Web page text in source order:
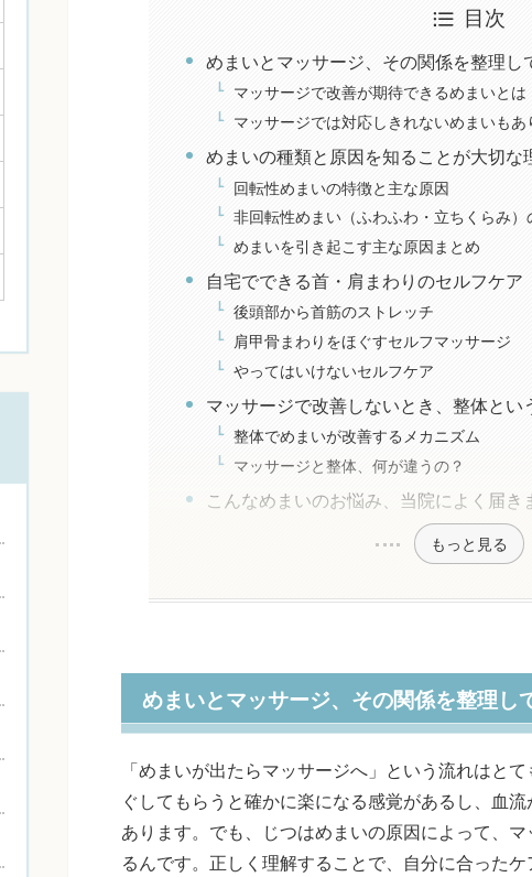
目次
めまいとマッサージ、その関係を整理し
マッサージで改善が期待できるめまいとは
マッサージでは対応しきれないめまいもあ
めまいの種類と原因を知ることが大切な
回転性めまいの特徴と主な原因
非回転性めまい（ふわふわ・立ちくらみ
めまいを引き起こす主な原因まとめ
自宅でできる首・肩まわりのセルフケア
後頭部から首筋のストレッチ
肩甲骨まわりをほぐすセルフマッサージ
やってはいけないセルフケア
マッサージで改善しないとき、整体とい
整体でめまいが改善するメカニズム
マッサージと整体、何が違うの？
こんなめまいのお悩み、当院によく届き
もっと見る
めまいとマッサージ、その関係を整理し
「めまいが出たらマッサージへ」という流れはと
ぐしてもらうと確かに楽になる感覚があるし、血
あります。でも、じつはめまいの原因によって、
るんです。正しく理解することで、自分に合ったケ